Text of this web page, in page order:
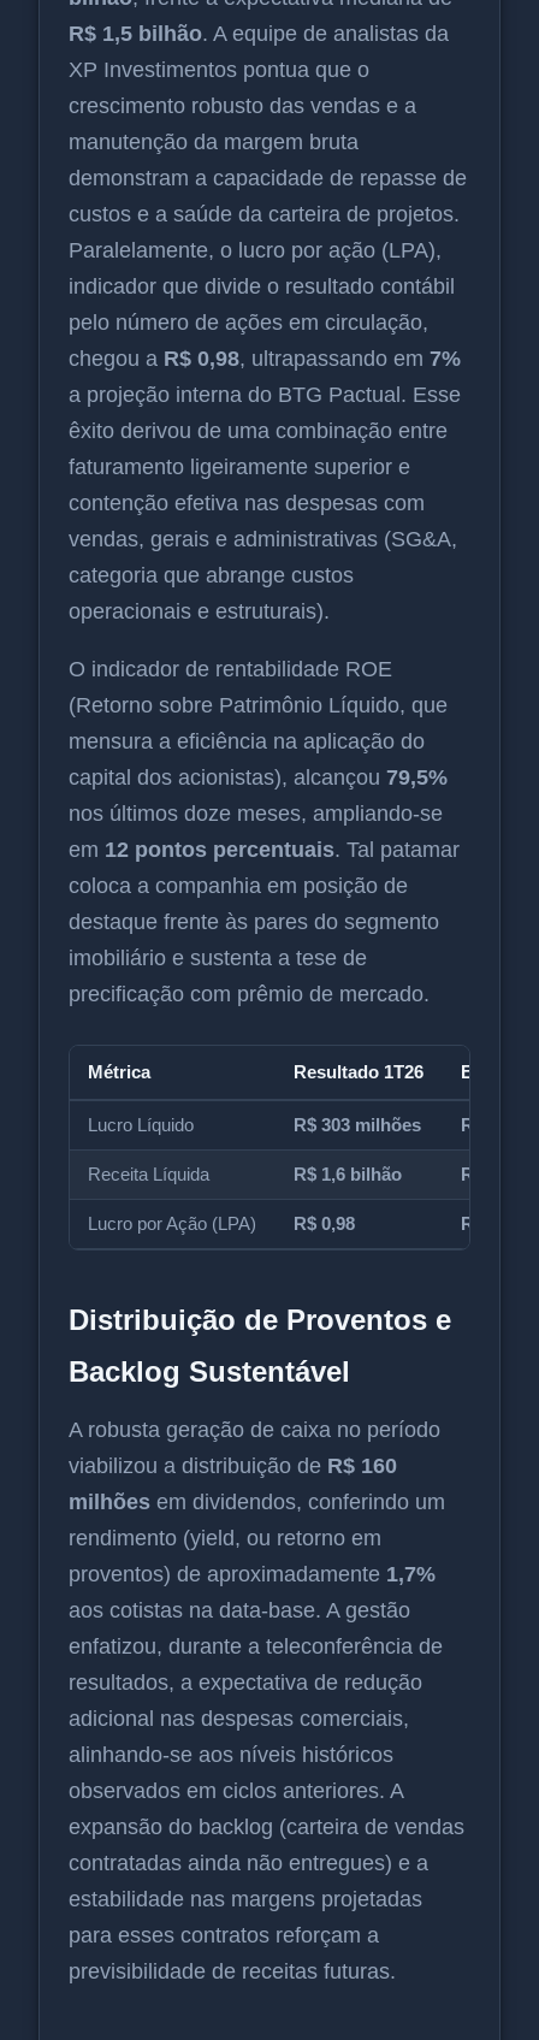
R$ 1,5 bilhão. A equipe de analistas da
XP Investimentos pontua que o
crescimento robusto das vendas e a
manutenção da margem bruta
demonstram a capacidade de repasse de
custos e a saúde da carteira de projetos.
Paralelamente, o lucro por ação (LPA),
indicador que divide o resultado contábil
pelo número de ações em circulação,
chegou a R$ 0,98, ultrapassando em 7%
a projeção interna do BTG Pactual. Esse
êxito derivou de uma combinação entre
faturamento ligeiramente superior e
contenção efetiva nas despesas com
vendas, gerais e administrativas (SG&A,
categoria que abrange custos
operacionais e estruturais).
O indicador de rentabilidade ROE
(Retorno sobre Patrimônio Líquido, que
mensura a eficiência na aplicação do
capital dos acionistas), alcançou 79,5%
nos últimos doze meses, ampliando-se
em 12 pontos percentuais. Tal patamar
coloca a companhia em posição de
destaque frente às pares do segmento
imobiliário e sustenta a tese de
precificação com prêmio de mercado.
Métrica Resultado 1T26
Lucro Líquido R$ 303 milhões R$ 279
Receita Líquida R$ 1,6 bilhão R$ 1,5
Lucro por Ação (LPA) R$ 0,98 R$ 0,91
Distribuição de Proventos e
Backlog Sustentável
A robusta geração de caixa no período
viabilizou a distribuição de R$ 160
milhões em dividendos, conferindo um
rendimento (yield, ou retorno em
proventos) de aproximadamente 1,7%
aos cotistas na data-base. A gestão
enfatizou, durante a teleconferência de
resultados, a expectativa de redução
adicional nas despesas comerciais,
alinhando-se aos níveis históricos
observados em ciclos anteriores. A
expansão do backlog (carteira de vendas
contratadas ainda não entregues) e a
estabilidade nas margens projetadas
para esses contratos reforçam a
previsibilidade de receitas futuras.